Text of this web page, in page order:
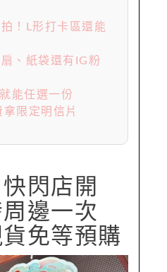
！L形打卡區還能
、紙袋還有IG粉
能任選一份
限定明信片
閃店開
邊一次
免等預購